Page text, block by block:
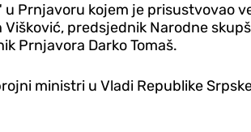
Prnjavoru kojem je prisustvovao
predsjednik Narodne
Prnjavora Darko Tomaš.
ministri u Vladi Republike